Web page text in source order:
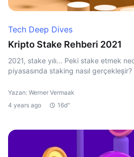
Tech Deep Dives
Kripto Stake Rehberi 2021
2021, stake yılı... Peki stake etmek
piyasasında staking nasıl gerçekleşir?
Yazan: Werner Vermaak
4 years ago
16d"